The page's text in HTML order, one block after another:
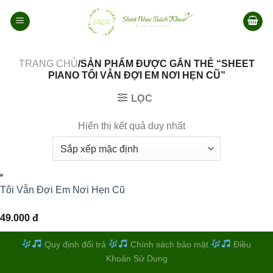
qua
TRANG CHỦ/SẢN PHẨM ĐƯỢC GẮN THẺ “SHEET
PIANO TÔI VẪN ĐỢI EM NƠI HẸN CŨ”
LỌC
Hiển thị kết quả duy nhất
Tôi Vẫn Đợi Em Nơi Hẹn Cũ
49.000 đ
Quy định đổi trả Chính sách bảo mật
Điều
Khoản Sử Dụng